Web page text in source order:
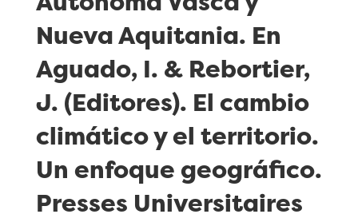
Nueva Aquitania. En
Aguado, I. & Rebortier,
J. (Editores). El cambio
climático y el territorio.
Un enfoque geográfico.
Presses Universitaires